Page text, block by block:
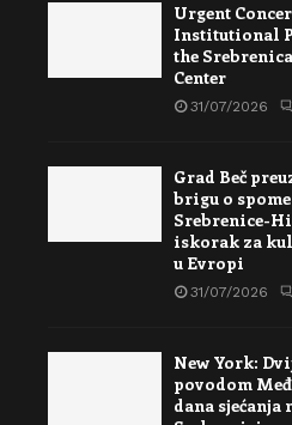
Urgent
Institutional
the
Center
31/07/2026
Grad Beč
brigu o
Srebrenice-
iskorak za
u Evropi
31/07/2026
New York:
povodom
dana sjećanja